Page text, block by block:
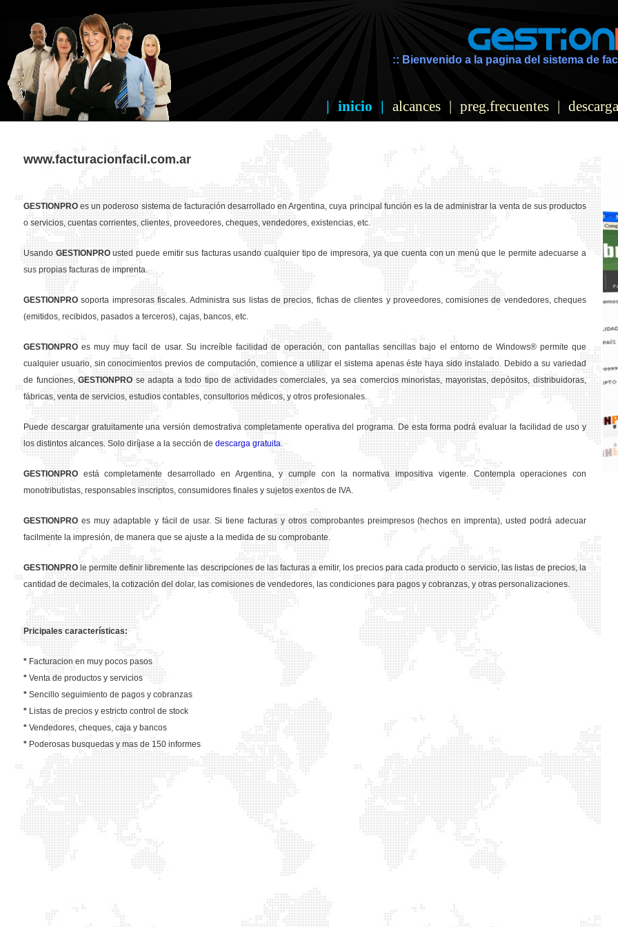
:: Bienvenido a la pagina del sistema de
| inicio | alcances| preg.frecuentes|
www.facturacionfacil.com.ar
GESTION PRO es un poderoso sistema de facturación desarrollado en Argentina, cuya principal función es la de administrar la venta de sus productos
o servicios, cuentas corrientes, clientes, proveedores, cheques, vendedores, existencias, etc.
Usando GESTION PROusted puede emitir sus facturas usando cualquier tipo de impresora, ya que cuenta con un menú que le permite adecuarse a
sus propias facturas de imprenta.
GESTION PRO soporta impresoras fiscales. Administra sus listas de precios, fichas de clientes y proveedores, comisiones de vendedores, cheques
(emitidos, recibidos, pasados a terceros), cajas, bancos, etc.
GESTION PRO es muy muy facil de usar. Su increíble facilidad de operación, con pantallas sencillas bajo el entorno de Windows® permite que
cualquier usuario, sin conocimientos previos de computación, comience a utilizar el sistema apenas éste haya sido instalado. Debido a su variedad
de funciones,GESTION PRO se adapta a todo tipo de actividades comerciales, ya sea comercios minoristas, mayoristas, depósitos, distribuidoras,
fábricas, venta de servicios, estudios contables, consultorios médicos, y otros profesionales.
Puede descargar gratuitamente una versión demostrativa completamente operativa del programa. De esta forma podrá evaluar la facilidad de uso y
los distintos alcances. Solo diríjase a la sección de descarga gratuita.
GESTION PRO está completamente desarrollado en Argentina, y cumple con la normativa impositiva vigente. Contempla operaciones con
monotributistas, responsables inscriptos, consumidores finales y sujetos exentos de IVA.
GESTION PRO es muy adaptable y fácil de usar. Si tiene facturas y otros comprobantes preimpresos (hechos en imprenta), usted podrá adecuar
facilmente la impresión, de manera que se ajuste a la medida de su comprobante.
GESTION PRO le permite definir libremente las descripciones de las facturas a emitir, los precios para cada producto o servicio, las listas de precios, la
cantidad de decimales, la cotización del dolar, las comisiones de vendedores, las condiciones para pagos y cobranzas, y otras personalizaciones.
Pricipales características:
* Facturacion en muy pocos pasos
* Venta de productos y servicios
* Sencillo seguimiento de pagos y cobranzas
* Listas de precios y estricto control de stock
* Vendedores, cheques, caja y bancos
* Poderosas busquedas y mas de 150 informes